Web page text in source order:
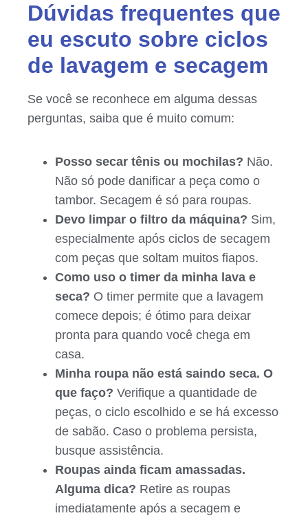
Dúvidas frequentes que
eu escuto sobre ciclos
de lavagem e secagem
Se você se reconhece em alguma dessas
perguntas, saiba que é muito comum:
Posso secar tênis ou mochilas? Não.
Não só pode danificar a peça como o
tambor. Secagem é só para roupas.
Devo limpar o filtro da máquina? Sim,
especialmente após ciclos de secagem
com peças que soltam muitos fiapos.
Como uso o timer da minha lava e
seca? O timer permite que a lavagem
comece depois; é ótimo para deixar
pronta para quando você chega em
casa.
Minha roupa não está saindo seca. O
que faço? Verifique a quantidade de
peças, o ciclo escolhido e se há excesso
de sabão. Caso o problema persista,
busque assistência.
Roupas ainda ficam amassadas.
Alguma dica? Retire as roupas
imediatamente após a secagem e